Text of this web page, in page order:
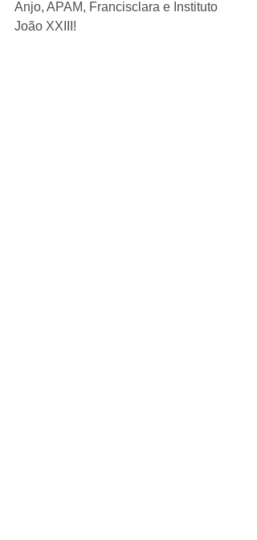
Anjo, APAM, Francisclara e Instituto
João XXIII!